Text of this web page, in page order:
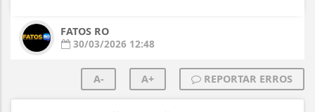
FATOS RO
30/03/2026 12:48
A- A+ REPORTAR ERROS